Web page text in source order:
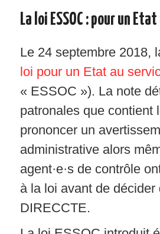
NOTRE SYNDICAT
La loi ESSOC : pour un
Le 24 septembre 2018,
loi pour un Etat au
« ESSOC »). La note
patronales que contient
prononcer un
administrative alors
agent·e·s de contrôle
à la loi avant de
DIRECCTE.